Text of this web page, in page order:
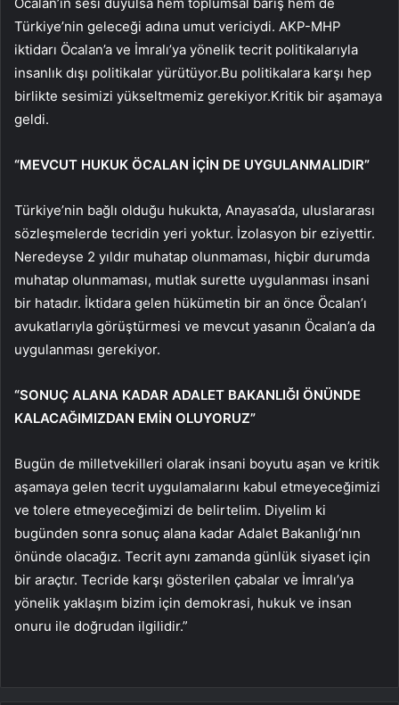
Türkiye’nin geleceği adına umut vericiydi. AKP-MHP
iktidarı Öcalan’a ve İmralı’ya yönelik tecrit politikalarıyla
insanlık dışı politikalar yürütüyor.Bu politikalara karşı hep
birlikte sesimizi yükseltmemiz gerekiyor.Kritik bir aşamaya
geldi.
“MEVCUT HUKUK ÖCALAN İÇİN DE UYGULANMALIDIR”
Türkiye’nin bağlı olduğu hukukta, Anayasa’da, uluslararası
sözleşmelerde tecridin yeri yoktur. İzolasyon bir eziyettir.
Neredeyse 2 yıldır muhatap olunmaması, hiçbir durumda
muhatap olunmaması, mutlak surette uygulanması insani
bir hatadır. İktidara gelen hükümetin bir an önce Öcalan’ı
avukatlarıyla görüştürmesi ve mevcut yasanın Öcalan’a da
uygulanması gerekiyor.
“SONUÇ ALANA KADAR ADALET BAKANLIĞI ÖNÜNDE
KALACAĞIMIZDAN EMİN OLUYORUZ”
Bugün de milletvekilleri olarak insani boyutu aşan ve kritik
aşamaya gelen tecrit uygulamalarını kabul etmeyeceğimizi
ve tolere etmeyeceğimizi de belirtelim. Diyelim ki
bugünden sonra sonuç alana kadar Adalet Bakanlığı’nın
önünde olacağız. Tecrit aynı zamanda günlük siyaset için
bir araçtır. Tecride karşı gösterilen çabalar ve İmralı’ya
yönelik yaklaşım bizim için demokrasi, hukuk ve insan
onuru ile doğrudan ilgilidir.”